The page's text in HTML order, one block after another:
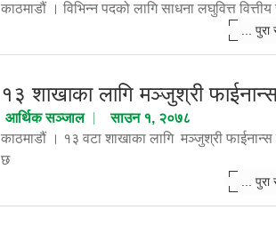
काठमाडौं । विभिन्न पदको लागि साधना लघुवित्त
... पुरा
१३ शाखाका लागि मञ्जुश्री
आर्थिक सञ्जाल
साउन १, २०७८
काठमाडौं । १३ वटा शाखाका लागि मञ्जुश्री
छ
... पुरा